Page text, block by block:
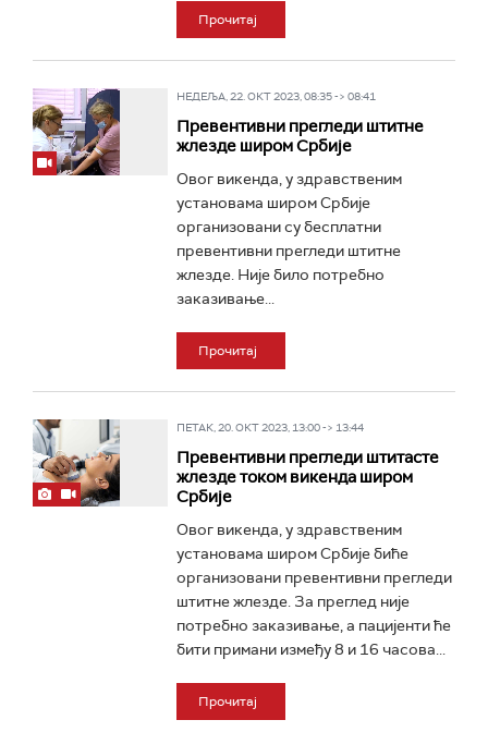
Прочитај
НЕДЕЉА, 22. ОКТ 2023, 08:35 -> 08:41
Превентивни прегледи штитне
жлезде широм Србије
Овог викенда, у здравственим
установама широм Србије
организовани су бесплатни
превентивни прегледи штитне
жлезде. Није било потребно
заказивање...
Прочитај
ПЕТАК, 20. ОКТ 2023, 13:00 -> 13:44
Превентивни прегледи штитасте
жлезде током викенда широм
Србије
Овог викенда, у здравственим
установама широм Србије биће
организовани превентивни прегледи
штитне жлезде. За преглед није
потребно заказивање, а пацијенти ће
бити примани између 8 и 16 часова...
Прочитај